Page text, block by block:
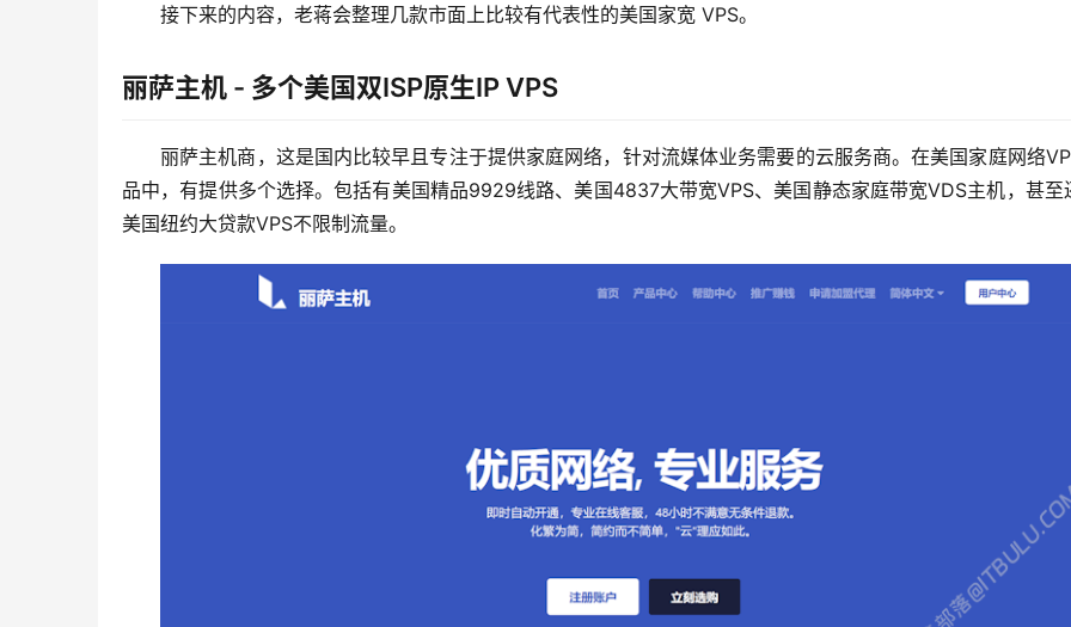
接下来的内容，老蒋会整理几款市面上比较有代表性的美国家宽 VPS。
丽萨主机 - 多个美国双ISP原生IP VPS
丽萨主机商，这是国内比较早且专注于提供家庭网络，针对流媒体业务需要的云服务商。在美国家庭网络
品中，有提供多个选择。包括有美国精品9929线路、美国4837大带宽VPS、美国静态家庭带宽VDS主机，甚至
美国纽约大贷款VPS不限制流量。